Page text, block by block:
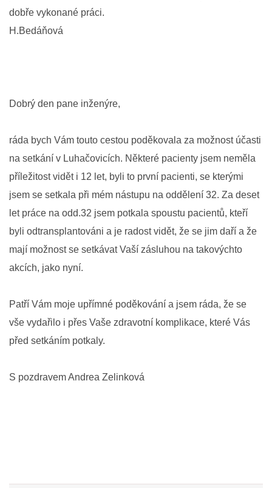
dobře vykonané práci.
H.Bedáňová
Dobrý den pane inženýre,
ráda bych Vám touto cestou poděkovala za možnost účasti
na setkání v Luhačovicích. Některé pacienty jsem neměla
příležitost vidět i 12 let, byli to první pacienti, se kterými
jsem se setkala při mém nástupu na oddělení 32. Za deset
let práce na odd.32 jsem potkala spoustu pacientů, kteří
byli odtransplantováni a je radost vidět, že se jim daří a že
mají možnost se setkávat Vaší zásluhou na takovýchto
akcích, jako nyní.
Patří Vám moje upřímné poděkování a jsem ráda, že se
vše vydařilo i přes Vaše zdravotní komplikace, které Vás
před setkáním potkaly.
S pozdravem Andrea Zelinková